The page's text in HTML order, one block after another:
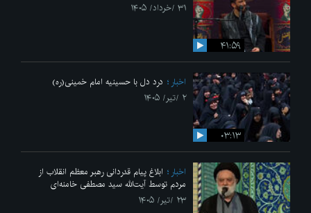
۴۱:۵۹
۳۱ /خرداد/ ۱۴۰۵
۰۳:۱۳
اخبار
درد دل با حسینیه امام خمینی(ره)
۲ /تیر/ ۱۴۰۵
اخبار
ابلاغ پیام قدردانی رهبر معظم انقلاب از
مردم توسط آیت‌الله سید مصطفی خامنه‌ای
۲۳ /تیر/ ۱۴۰۵